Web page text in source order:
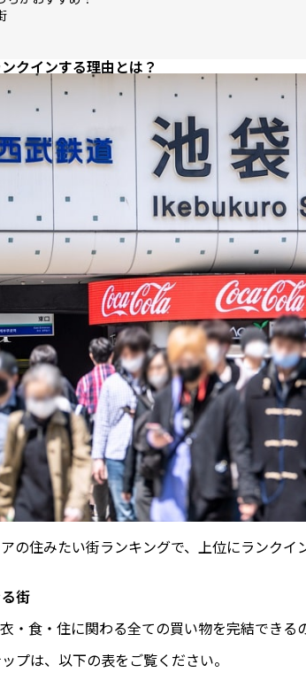
クインする理由とは？
の住みたい街ランキングで、上位にランクイ
街
・食・住に関わる全ての買い物を完結できる
プは、以下の表をご覧ください。